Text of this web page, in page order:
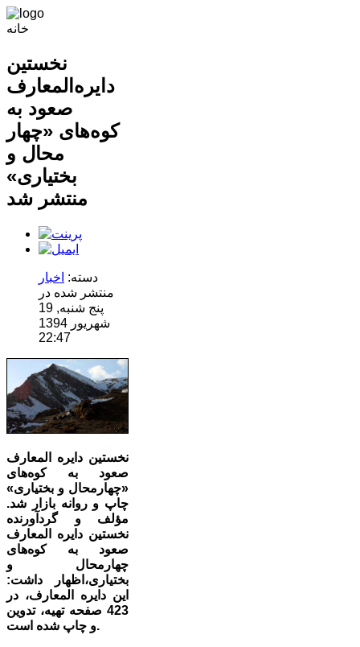
خانه
نخستین
دایره‌المعارف
صعود به
کوه‌های «چهار
محال و
بختیاری»
منتشر شد
دسته: اخبار
منتشر شده در
پنج شنبه, 19
شهریور 1394
22:47
نخستین دایره المعارف
صعود به کوه‌های
«چهارمحال و بختیاری»
چاپ و روانه بازار شد.
مؤلف و گردآورنده
نخستین دایره المعارف
صعود به کوه‌های
چهارمحال و
بختیاری،اظهار داشت:
این دایره المعارف، در
423 صفحه تهیه، تدوین
و چاپ شده است.